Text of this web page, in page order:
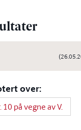
over:
10 på vegne av V.